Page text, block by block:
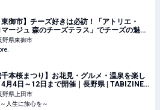
東御市】チーズ好きは必訪！「アトリエ・
マージュ 森のチーズテラス」でチーズの魅力
るぶ&more.
野県東御市
千本桜まつり】お花見・グルメ・温泉を楽し
月4日～12日まで開催｜長野県 | TABIZINE
旅心を～
野県上田市
人生に旅心を～